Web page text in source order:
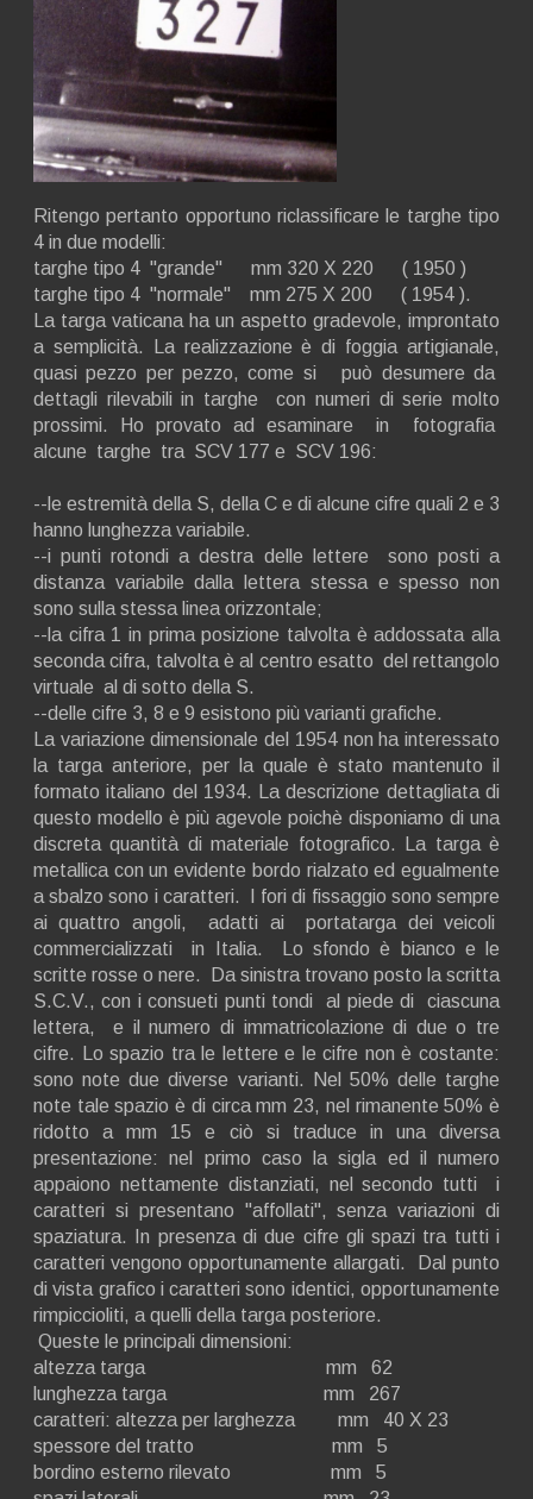
Ritengo pertanto opportuno riclassificare le targhe tipo
4 in due modelli:
targhe tipo 4 "grande" mm 320 X 220 ( 1950 )
targhe tipo 4 "normale" mm 275 X 200 ( 1954 ).
La targa vaticana ha un aspetto gradevole, improntato
a semplicità. La realizzazione è di foggia artigianale,
quasi pezzo per pezzo, come si può desumere da
dettagli rilevabili in targhe con numeri di serie molto
prossimi. Ho provato ad esaminare in fotografia
alcune targhe tra SCV 177 e SCV 196:
--le estremità della S, della C e di alcune cifre quali 2 e 3
hanno lunghezza variabile.
--i punti rotondi a destra delle lettere sono posti a
distanza variabile dalla lettera stessa e spesso non
sono sulla stessa linea orizzontale;
--la cifra 1 in prima posizione talvolta è addossata alla
seconda cifra, talvolta è al centro esatto del rettangolo
virtuale al di sotto della S.
--delle cifre 3, 8 e 9 esistono più varianti grafiche.
La variazione dimensionale del 1954 non ha interessato
la targa anteriore, per la quale è stato mantenuto il
formato italiano del 1934. La descrizione dettagliata di
questo modello è più agevole poichè disponiamo di una
discreta quantità di materiale fotografico. La targa è
metallica con un evidente bordo rialzato ed egualmente
a sbalzo sono i caratteri. I fori di fissaggio sono sempre
ai quattro angoli, adatti ai portatarga dei veicoli
commercializzati in Italia. Lo sfondo è bianco e le
scritte rosse o nere. Da sinistra trovano posto la scritta
S.C.V., con i consueti punti tondi al piede di ciascuna
lettera, e il numero di immatricolazione di due o tre
cifre. Lo spazio tra le lettere e le cifre non è costante:
sono note due diverse varianti. Nel 50% delle targhe
note tale spazio è di circa mm 23, nel rimanente 50% è
ridotto a mm 15 e ciò si traduce in una diversa
presentazione: nel primo caso la sigla ed il numero
appaiono nettamente distanziati, nel secondo tutti i
caratteri si presentano "affollati", senza variazioni di
spaziatura. In presenza di due cifre gli spazi tra tutti i
caratteri vengono opportunamente allargati. Dal punto
di vista grafico i caratteri sono identici, opportunamente
rimpiccioliti, a quelli della targa posteriore.
Queste le principali dimensioni:
altezza targa mm 62
lunghezza targa mm 267
caratteri: altezza per larghezza mm 40 X 23
spessore del tratto mm 5
bordino esterno rilevato mm 5